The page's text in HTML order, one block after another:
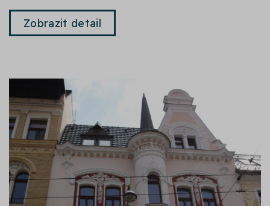
Zobrazit detail